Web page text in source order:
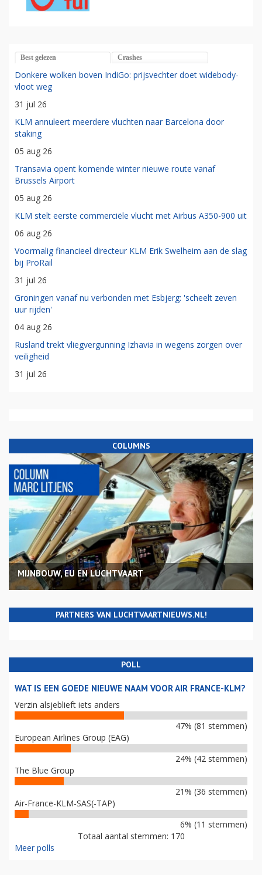
Best gelezen Crashes
Donkere wolken boven IndiGo: prijsvechter doet widebody-
vloot weg
31 jul 26
KLM annuleert meerdere vluchten naar Barcelona door
staking
05 aug 26
Transavia opent komende winter nieuwe route vanaf
Brussels Airport
05 aug 26
KLM stelt eerste commerciële vlucht met Airbus A350-900 uit
06 aug 26
Voormalig financieel directeur KLM Erik Swelheim aan de slag
bij ProRail
31 jul 26
Groningen vanaf nu verbonden met Esbjerg: 'scheelt zeven
uur rijden'
04 aug 26
Rusland trekt vliegvergunning Izhavia in wegens zorgen over
veiligheid
31 jul 26
COLUMNS
MIJNBOUW, EU EN LUCHTVAART
PARTNERS VAN LUCHTVAARTNIEUWS.NL!
POLL
WAT IS EEN GOEDE NIEUWE NAAM VOOR AIR FRANCE-KLM?
Verzin alsjeblieft iets anders
47% (81 stemmen)
European Airlines Group (EAG)
24% (42 stemmen)
The Blue Group
21% (36 stemmen)
Air-France-KLM-SAS(-TAP)
6% (11 stemmen)
Totaal aantal stemmen: 170
Meer polls